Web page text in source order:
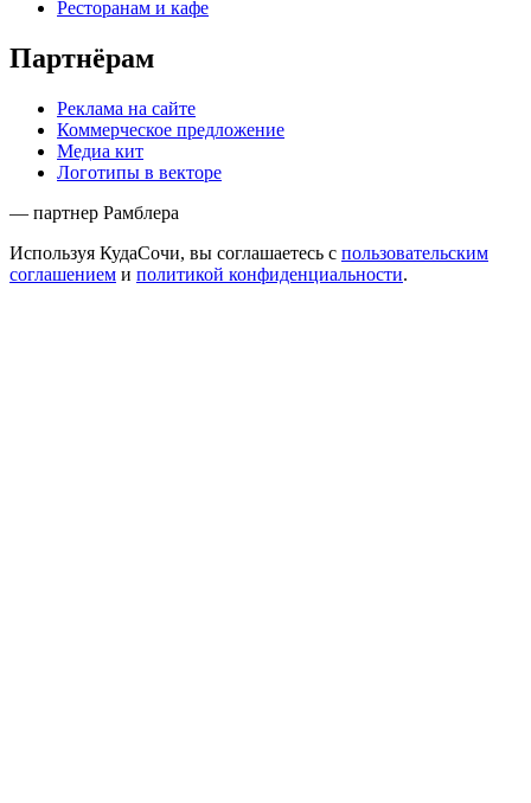
Ресторанам и кафе
Партнёрам
Реклама на сайте
Коммерческое предложение
Медиа кит
Логотипы в векторе
— партнер Рамблера
Используя КудаСочи, вы соглашаетесь с пользовательским
соглашением и политикой конфиденциальности.